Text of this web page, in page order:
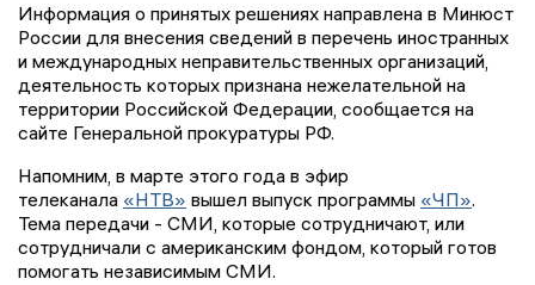
Информация о принятых решениях направлена в Минюст
России для внесения сведений в перечень иностранных
и международных неправительственных организаций,
деятельность которых признана нежелательной на
территории Российской Федерации, сообщается на
сайте Генеральной прокуратуры РФ.
Напомним, в марте этого года в эфир
телеканала «НТВ» вышел выпуск программы «ЧП».
Тема передачи - СМИ, которые сотрудничают, или
сотрудничали с американским фондом, который готов
помогать независимым СМИ.